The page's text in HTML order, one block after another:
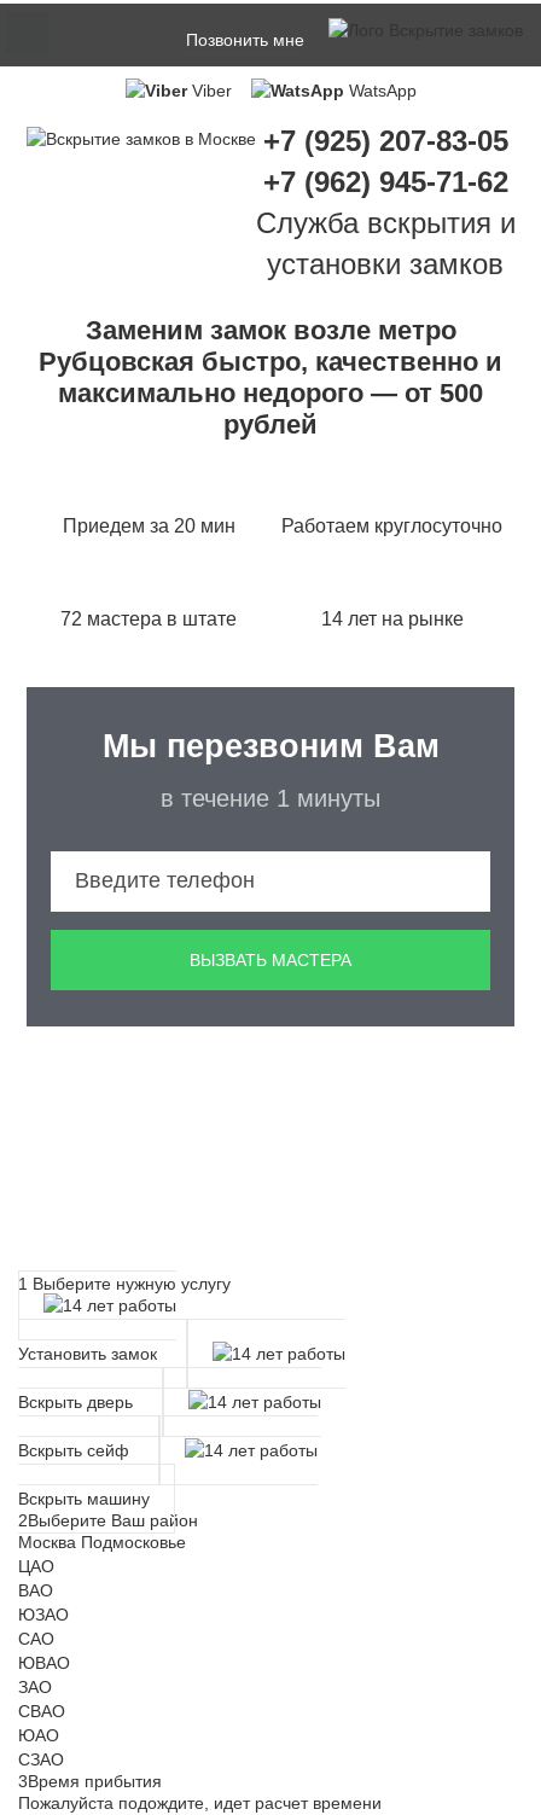
Позвонить мне
Viber WatsApp
+7 (925) 207-83-05
+7 (962) 945-71-62
Служба вскрытия и
установки замков
Заменим замок возле метро
Рубцовская быстро, качественно и
максимально недорого — от 500
рублей
Приедем за 20 мин Работаем круглосуточно
72 мастера в штате 14 лет на рынке
Мы перезвоним Вам
в течение 1 минуты
1 Выберите нужную услугу
Установить замок
Вскрыть дверь
Вскрыть сейф
Вскрыть машину
2Выберите Ваш район
Москва Подмосковье
ЦАО
ВАО
ЮЗАО
САО
ЮВАО
ЗАО
СВАО
ЮАО
СЗАО
3Время прибытия
Пожалуйста подождите, идет расчет времени